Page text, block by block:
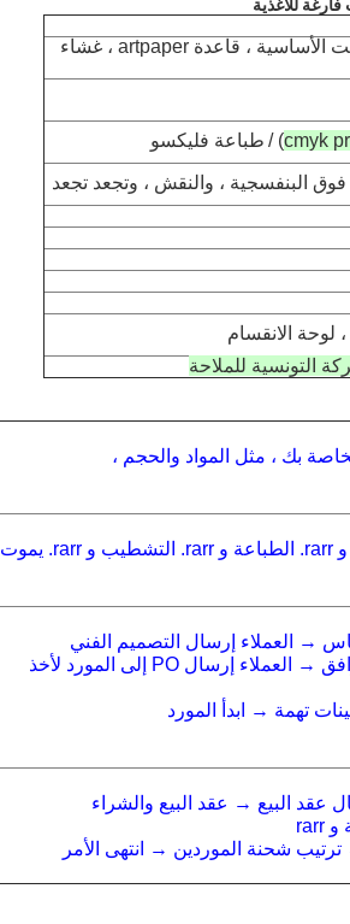
للأغذية
احباط احباط الالومنيوم ، ورق الكرافت الأساسية ، قاعدة artpaper ، غشاء
طباعة فليكسو
البنفسجية ، والنقش ، وتجعد تجعد
لوحة الانقسام
بك ، مثل المواد والحجم ،
التصميم الفني و rarr. إخراج الفيلم و rarr. لوحة النسخ و rarr. الطباعة و rarr. التشطيب و rarr. يموت
→ العملاء إرسال التصميم الفني
المورد رسم خطي → العمل الفني & يموت خط موافق → العملاء إرسال PO إلى المورد لأخذ
تهمة → ابدأ المورد
شحنة الموردين → انتهى الأمر